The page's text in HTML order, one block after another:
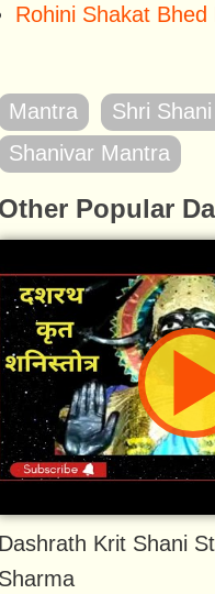
Rohini Shakat
Mantra
Shri
Shanivar Mantra
Other Popular
Dashrath Krit Shani
Sharma